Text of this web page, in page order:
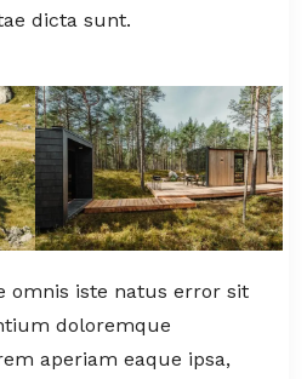
dicta sunt.
omnis iste natus error sit
doloremque
aperiam eaque ipsa,